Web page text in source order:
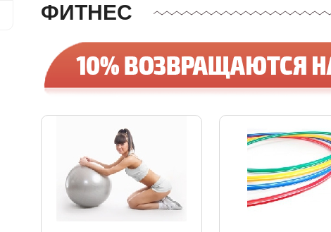
ФИТНЕС